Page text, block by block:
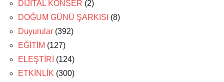
DİJİTAL KONSER (2)
DOĞUM GÜNÜ ŞARKISI (8)
Duyurular (392)
EĞİTİM (127)
ELEŞTİRİ (124)
ETKİNLİK (300)